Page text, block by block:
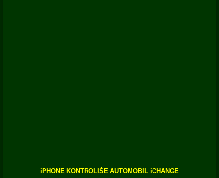
iPHONE KONTROLIŠE AUTOMOBIL iCHANGE